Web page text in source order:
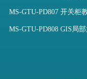
MS-GTU-PD807 开关柜教学用局部放电模拟装
MS-GTU-PD808 GIS局部放电模拟